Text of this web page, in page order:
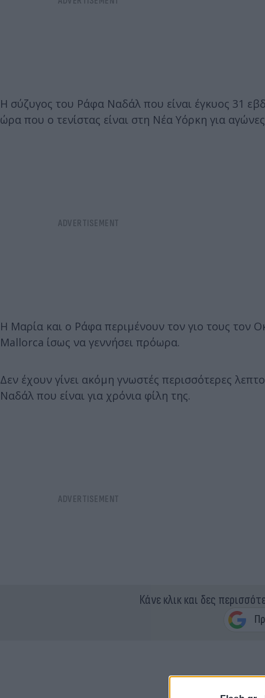
Η σύζυγος του Ράφα Ναδάλ που είναι έγκυος 31
ώρα που ο τενίστας είναι στη Νέα Υόρκη για
Η Μαρία και ο Ράφα περιμένουν τον γιο τους τον
Mallorca ίσως να γεννήσει πρόωρα.
Δεν έχουν γίνει ακόμη γνωστές περισσότερες
Ναδάλ που είναι για χρόνια φίλη της.
Κάνε κλικ και δες